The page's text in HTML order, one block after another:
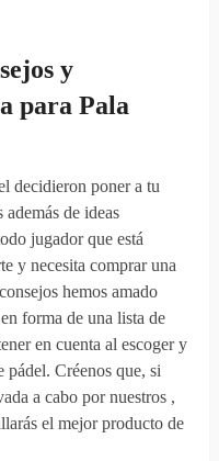
y
para Pala
decidieron poner a tu
de ideas
jugador que está
y necesita comprar una
hemos amado
forma de una lista de
en cuenta al escoger y
pádel. Créenos que, si
a cabo por nuestros ,
el mejor producto de